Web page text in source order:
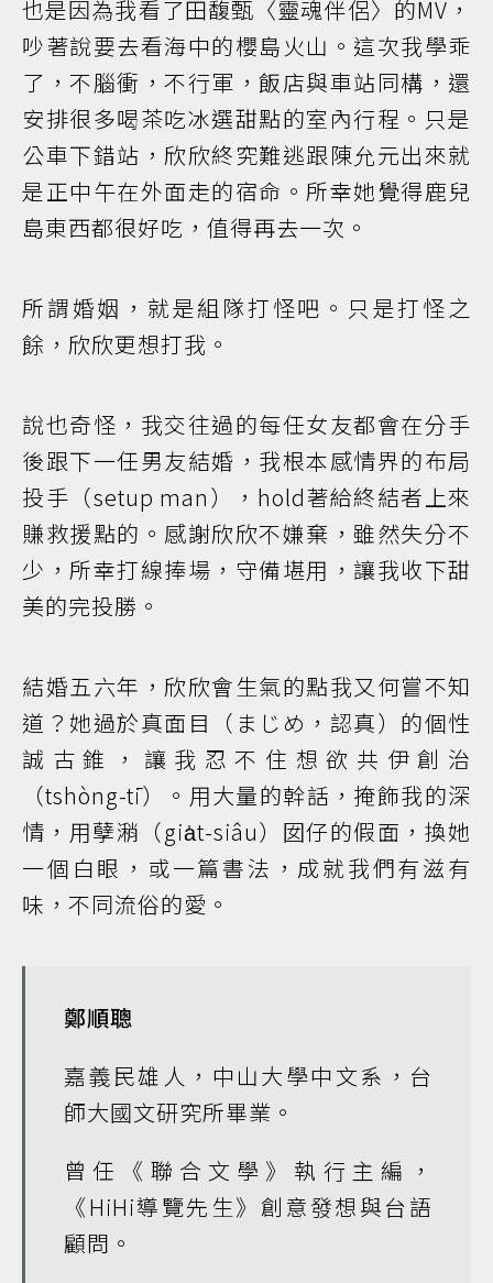
也是因為我看了田馥甄〈靈魂伴侶〉的MV，
吵著說要去看海中的櫻島火山。這次我學乖
了，不腦衝，不行軍，飯店與車站同構，還
安排很多喝茶吃冰選甜點的室內行程。只是
公車下錯站，欣欣終究難逃跟陳允元出來就
是正中午在外面走的宿命。所幸她覺得鹿兒
島東西都很好吃，值得再去一次。
所謂婚姻，就是組隊打怪吧。只是打怪之
餘，欣欣更想打我。
說也奇怪，我交往過的每任女友都會在分手
後跟下一任男友結婚，我根本感情界的布局
投手（setup man），hold著給終結者上來
賺救援點的。感謝欣欣不嫌棄，雖然失分不
少，所幸打線捧場，守備堪用，讓我收下甜
美的完投勝。
結婚五六年，欣欣會生氣的點我又何嘗不知
道？她過於真面目（まじめ，認真）的個性
誠古錐，讓我忍不住想欲共伊創治
（tshòng-tī）。用大量的幹話，掩飾我的深
情，用孽潲（gia̍t-siâu）囡仔的假面，換她
一個白眼，或一篇書法，成就我們有滋有
味，不同流俗的愛。
鄭順聰
嘉義民雄人，中山大學中文系，台
師大國文研究所畢業。
曾任《聯合文學》執行主編，
《HiHi導覽先生》創意發想與台語
顧問。